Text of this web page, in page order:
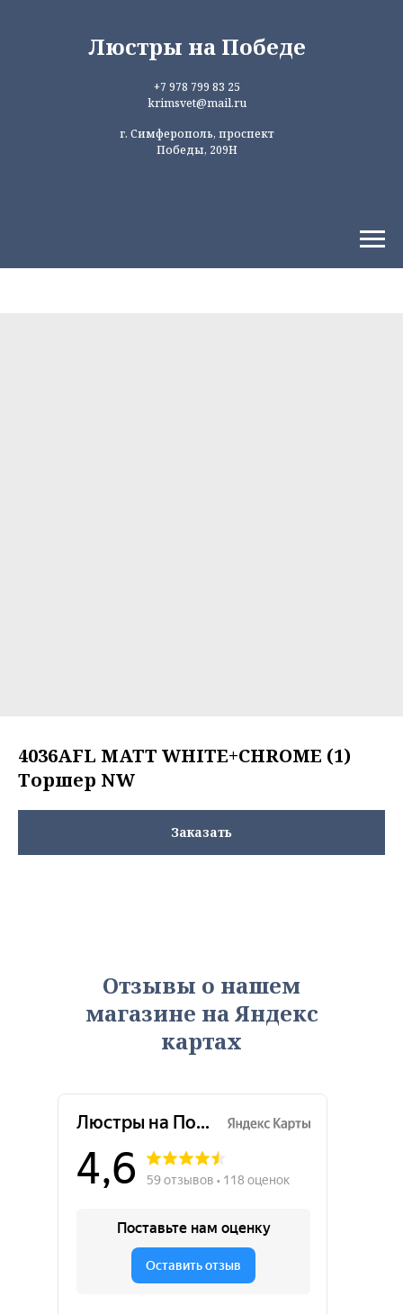
Люстры на Победе
+7 978 799 83 25
krimsvet@mail.ru
г. Симферополь, проспект
Победы, 209Н
4036AFL MATT WHITE+CHROME (1)
Торшер NW
Заказать
Отзывы о нашем
магазине на Яндекс
картах